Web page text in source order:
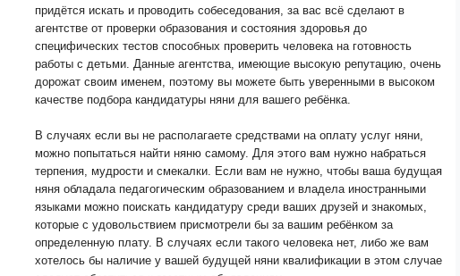
придётся искать и проводить собеседования, за вас всё сделают в
агентстве от проверки образования и состояния здоровья до
специфических тестов способных проверить человека на готовность
работы с детьми. Данные агентства, имеющие высокую репутацию, очень
дорожат своим именем, поэтому вы можете быть уверенными в высоком
качестве подбора кандидатуры няни для вашего ребёнка.
В случаях если вы не располагаете средствами на оплату услуг няни,
можно попытаться найти няню самому. Для этого вам нужно набраться
терпения, мудрости и смекалки. Если вам не нужно, чтобы ваша будущая
няня обладала педагогическим образованием и владела иностранными
языками можно поискать кандидатуру среди ваших друзей и знакомых,
которые с удовольствием присмотрели бы за вашим ребёнком за
определенную плату. В случаях если такого человека нет, либо же вам
хотелось бы наличие у вашей будущей няни квалификации в этом случае